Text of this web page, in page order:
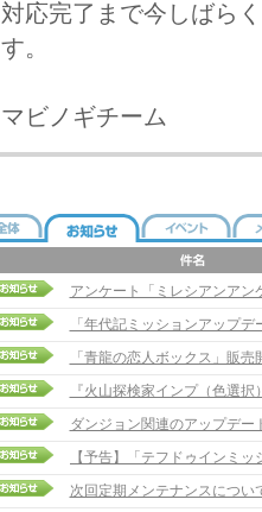
対応完了まで今しばら
す。
マビノギチーム
アンケート「ミレシアンアン
「年代記ミッションアップ
「青龍の恋人ボックス」販売
『火山探検家インプ（色選
ダンジョン関連のアップデ
次回定期メンテナンスについ